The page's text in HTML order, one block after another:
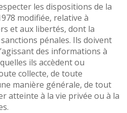
les dispositions de la
modifiée, relative à
et aux libertés, dont la
pénales. Ils doivent
des informations à
ils accèdent ou
collecte, de toute
manière générale, de tout
atteinte à la vie privée ou à la